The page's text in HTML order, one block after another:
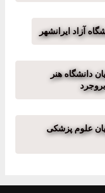
آزاد ایرانشهر
دانشگاه هنر
علوم پزشکی